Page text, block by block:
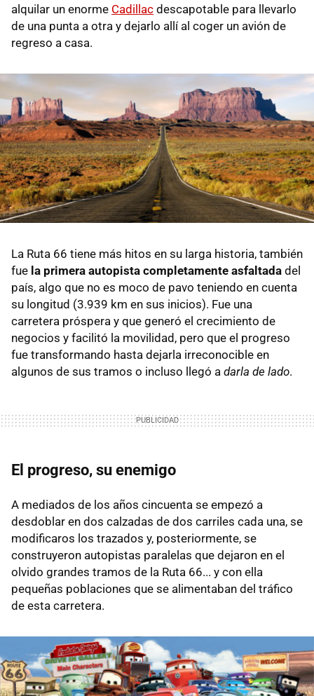
alquilar un enorme Cadillac descapotable para llevarlo
de una punta a otra y dejarlo allí al coger un avión de
regreso a casa.
La Ruta 66 tiene más hitos en su larga historia, también
fue la primera autopista completamente asfaltada del
país, algo que no es moco de pavo teniendo en cuenta
su longitud (3.939 km en sus inicios). Fue una
carretera próspera y que generó el crecimiento de
negocios y facilitó la movilidad, pero que el progreso
fue transformando hasta dejarla irreconocible en
algunos de sus tramos o incluso llegó a darla de lado.
El progreso, su enemigo
A mediados de los años cincuenta se empezó a
desdoblar en dos calzadas de dos carriles cada una, se
modificaros los trazados y, posteriormente, se
construyeron autopistas paralelas que dejaron en el
olvido grandes tramos de la Ruta 66... y con ella
pequeñas poblaciones que se alimentaban del tráfico
de esta carretera.